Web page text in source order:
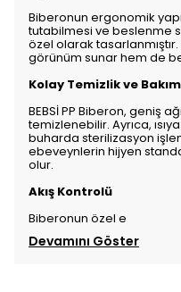
Biberonun ergonomik
tutabilmesi ve beslenme
özel olarak
görünüm sunar hem de
Kolay Temizlik ve Bakım
BEBSİ PP Biberon, geniş
temizlenebilir. Ayrıca,
buharda sterilizasyon
ebeveynlerin hijyen
olur.
Akış Kontrolü
Biberonun özel e
Devamını Göster